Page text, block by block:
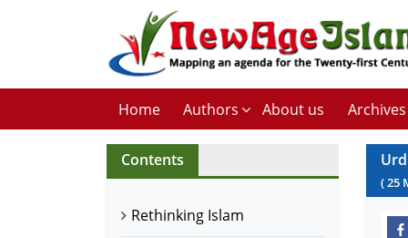
Home Authors About us Archives
Contents
Rethinking Islam
(25